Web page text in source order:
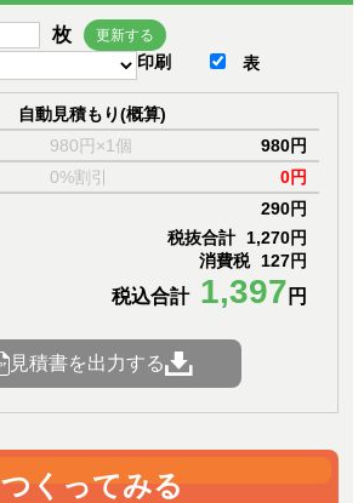
枚 更新する
印刷 表
自動見積もり(概算)
980円×1個
980円
0%割引
0円
290円
税抜合計 1,270円
消費税 127円
税込合計 1,397 円
見積書を出力する
つくってみる